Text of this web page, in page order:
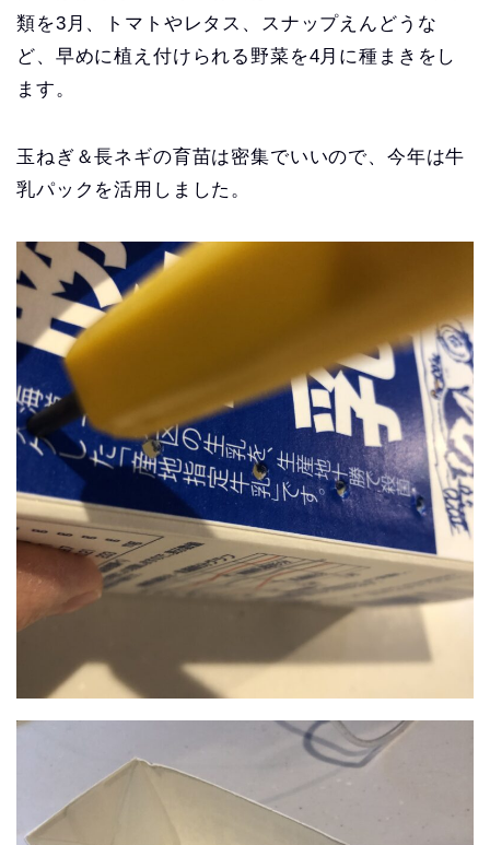
類を3月、トマトやレタス、スナップえんどうな
ど、早めに植え付けられる野菜を4月に種まきをし
ます。
玉ねぎ＆長ネギの育苗は密集でいいので、今年は牛
乳パックを活用しました。